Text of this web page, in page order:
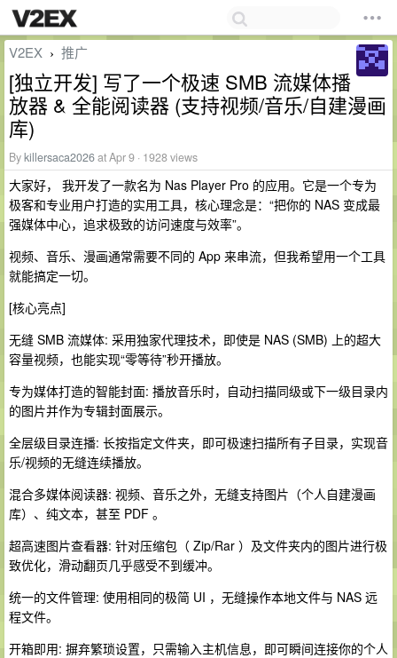
V2EX › 推广
[独立开发] 写了一个极速 SMB 流媒体播
放器 & 全能阅读器 (支持视频/音乐/自建漫画
库)
Bykillersaca2026at Apr 9 · 1928 views
大家好， 我开发了一款名为 Nas Player Pro 的应用。它是一个专为
极客和专业用户打造的实用工具，核心理念是：“把你的 NAS 变成最
强媒体中心，追求极致的访问速度与效率”。
视频、音乐、漫画通常需要不同的 App 来串流，但我希望用一个工具
就能搞定一切。
[核心亮点]
无缝 SMB 流媒体: 采用独家代理技术，即使是 NAS (SMB) 上的超大
容量视频，也能实现“零等待”秒开播放。
专为媒体打造的智能封面: 播放音乐时，自动扫描同级或下一级目录内
的图片并作为专辑封面展示。
全层级目录连播: 长按指定文件夹，即可极速扫描所有子目录，实现音
乐/视频的无缝连续播放。
混合多媒体阅读器: 视频、音乐之外，无缝支持图片（个人自建漫画
库）、纯文本，甚至 PDF 。
超高速图片查看器: 针对压缩包（ Zip/Rar ）及文件夹内的图片进行极
致优化，滑动翻页几乎感受不到缓冲。
统一的文件管理: 使用相同的极简 UI ，无缝操作本地文件与 NAS 远
程文件。
开箱即用: 摒弃繁琐设置，只需输入主机信息，即可瞬间连接你的个人